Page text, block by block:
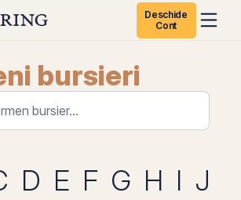
Deschide
Cont
bursieri
D E F G H I J